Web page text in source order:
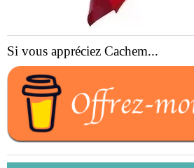
Si vous appréciez Cachem...